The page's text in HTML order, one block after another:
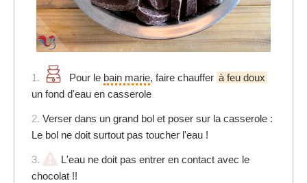
1. Pour le bain marie, faire chauffer à feu doux
un fond d'eau en casserole
2. Verser dans un grand bol et poser sur la casserole :
Le bol ne doit surtout pas toucher l'eau !
3.
L'eau ne doit pas entrer en contact avec le
chocolat !!